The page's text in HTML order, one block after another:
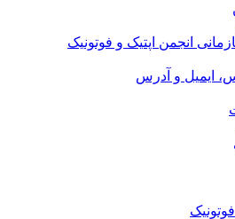
انجمن اپتیک و فوتونیک
ایمیل و آدرس